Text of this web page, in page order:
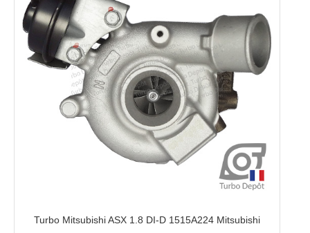
Turbo Mitsubishi ASX 1.8 DI-D 1515A224 Mitsubishi